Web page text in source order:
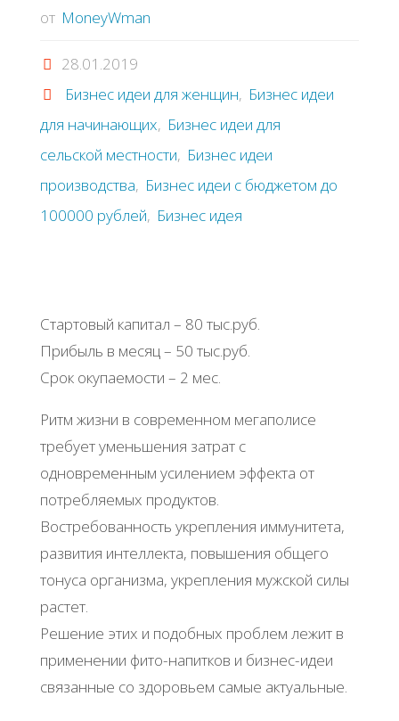
от MoneyWman
28.01.2019
Бизнес идеи для женщин, Бизнес идеи
для начинающих, Бизнес идеи для
сельской местности, Бизнес идеи
производства, Бизнес идеи с бюджетом до
100000 рублей, Бизнес идея
Стартовый капитал – 80 тыс.руб.
Прибыль в месяц – 50 тыс.руб.
Срок окупаемости – 2 мес.
Ритм жизни в современном мегаполисе
требует уменьшения затрат с
одновременным усилением эффекта от
потребляемых продуктов.
Востребованность укрепления иммунитета,
развития интеллекта, повышения общего
тонуса организма, укрепления мужской силы
растет.
Решение этих и подобных проблем лежит в
применении фито-напитков и бизнес-идеи
связанные со здоровьем самые актуальные.